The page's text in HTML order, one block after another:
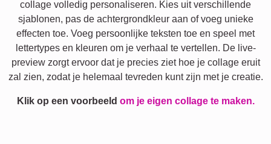
collage volledig personaliseren. Kies uit verschillende
sjablonen, pas de achtergrondkleur aan of voeg unieke
effecten toe. Voeg persoonlijke teksten toe en speel met
lettertypes en kleuren om je verhaal te vertellen. De live-
preview zorgt ervoor dat je precies ziet hoe je collage eruit
zal zien, zodat je helemaal tevreden kunt zijn met je creatie.
Klik op een voorbeeld om je eigen collage te maken.